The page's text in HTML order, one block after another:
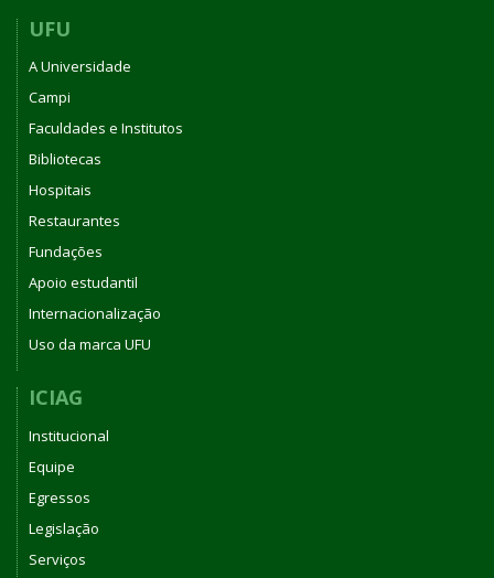
UFU
A Universidade
Campi
Faculdades e Institutos
Bibliotecas
Hospitais
Restaurantes
Fundações
Apoio estudantil
Internacionalização
Uso da marca UFU
ICIAG
Institucional
Equipe
Egressos
Legislação
Serviços